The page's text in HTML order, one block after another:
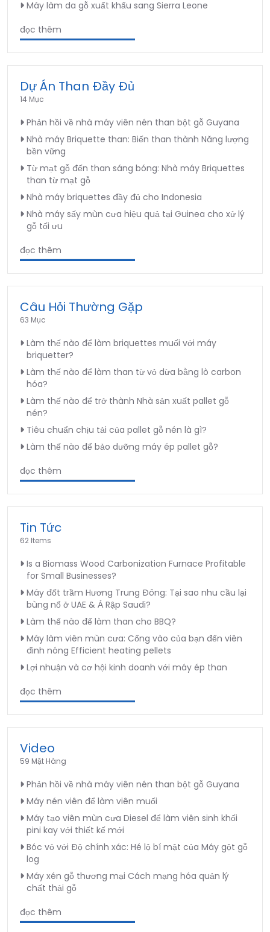
Máy làm da gỗ xuất khẩu sang Sierra Leone
đọc thêm
Dự Án Than Đầy Đủ
14 Mục
Phản hồi về nhà máy viên nén than bột gỗ Guyana
Nhà máy Briquette than: Biến than thành Năng lượng
bền vững
Từ mạt gỗ đến than sáng bóng: Nhà máy Briquettes
than từ mạt gỗ
Nhà máy briquettes đầy đủ cho Indonesia
Nhà máy sấy mùn cưa hiệu quả tại Guinea cho xử lý
gỗ tối ưu
đọc thêm
Câu Hỏi Thường Gặp
63 Mục
Làm thế nào để làm briquettes muối với máy
briquetter?
Làm thế nào để làm than từ vỏ dừa bằng lò carbon
hóa?
Làm thế nào để trở thành Nhà sản xuất pallet gỗ
nén?
Tiêu chuẩn chịu tải của pallet gỗ nén là gì?
Làm thế nào để bảo dưỡng máy ép pallet gỗ?
đọc thêm
Tin Tức
62 Items
Is a Biomass Wood Carbonization Furnace Profitable
for Small Businesses?
Máy đốt trầm Hương Trung Đông: Tại sao nhu cầu lại
bùng nổ ở UAE & Ả Rập Saudi?
Làm thế nào để làm than cho BBQ?
Máy làm viên mùn cưa: Cổng vào của bạn đến viên
đinh nóng Efficient heating pellets
Lợi nhuận và cơ hội kinh doanh với máy ép than
đọc thêm
Video
59 Mặt Hàng
Phản hồi về nhà máy viên nén than bột gỗ Guyana
Máy nén viên để làm viên muối
Máy tạo viên mùn cưa Diesel để làm viên sinh khối
pini kay với thiết kế mới
Bóc vỏ với Độ chính xác: Hé lộ bí mật của Máy gột gỗ
log
Máy xén gỗ thương mại Cách mạng hóa quản lý
chất thải gỗ
đọc thêm